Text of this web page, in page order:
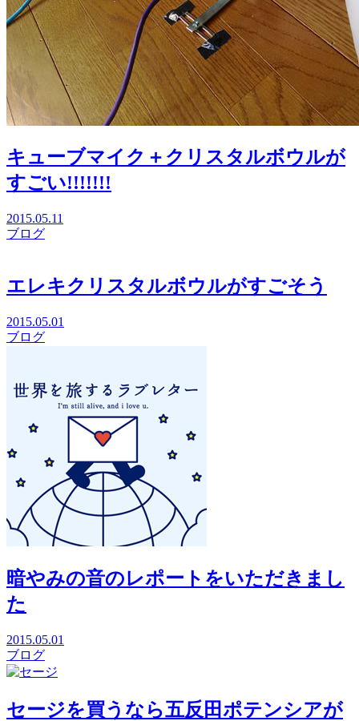
キューブマイク＋クリスタルボウルが
すごい!!!!!!!
2015.05.11
ブログ
エレキクリスタルボウルがすごそう
2015.05.01
ブログ
暗やみの音のレポートをいただきまし
た
2015.05.01
ブログ
セージを買うなら五反田ポテンシアが